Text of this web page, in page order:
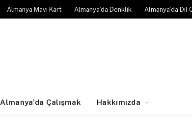
Almanya Mavi Kart Almanya’da Denklik Almanya’da Dil
Almanya’da Çalışmak Hakkımızda